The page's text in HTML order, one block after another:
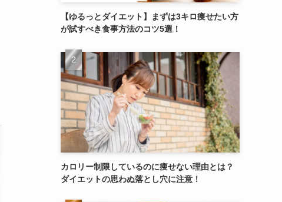
【ゆるっとダイエット】まずは3キロ痩せたい方
が試すべき食事方法のコツ5選！
カロリー制限しているのに痩せない理由とは？
ダイエットの思わぬ落とし穴に注意！